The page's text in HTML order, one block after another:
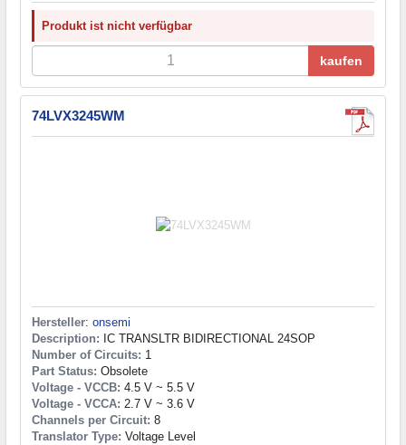
Produkt ist nicht verfügbar
kaufen
74LVX3245WM
Hersteller: onsemi
Description: IC TRANSLTR BIDIRECTIONAL 24SOP
Number of Circuits: 1
Part Status: Obsolete
Voltage - VCCB: 4.5 V ~ 5.5 V
Voltage - VCCA: 2.7 V ~ 3.6 V
Channels per Circuit: 8
Translator Type: Voltage Level